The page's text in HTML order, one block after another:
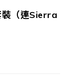
裝（連Sierra